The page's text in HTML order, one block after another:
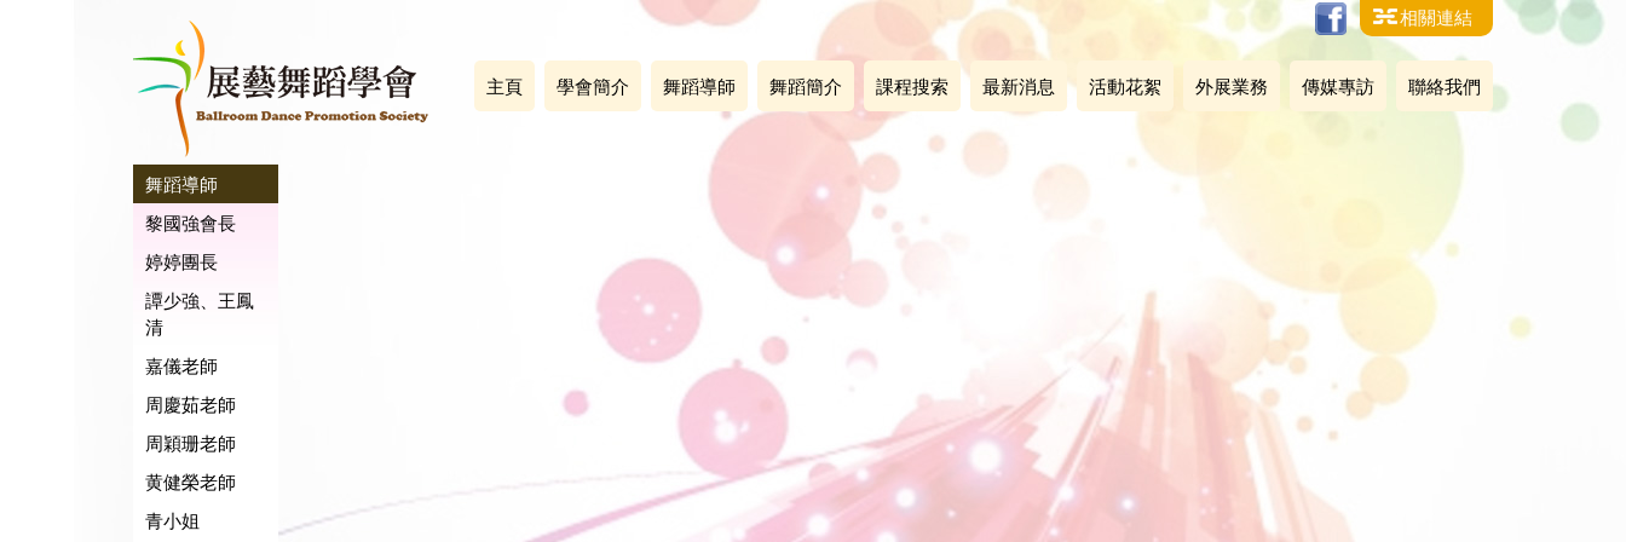
相關連結
主頁 學會簡介 舞蹈導師 舞蹈簡介 課程搜索 最新消息 活動花絮 外展業務 傳媒專訪 聯絡我們
舞蹈導師
黎國強會長
婷婷團長
譚少強、王鳳
清
嘉儀老師
周慶茹老師
周穎珊老師
黄健榮老師
青小姐